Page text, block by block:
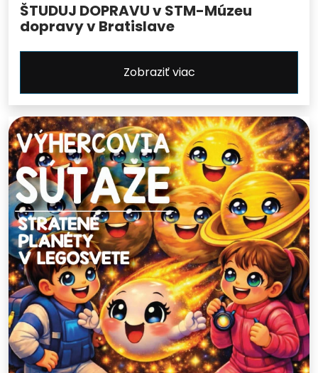
ŠTUDUJ DOPRAVU v STM-Múzeu
dopravy v Bratislave
Zobraziť viac